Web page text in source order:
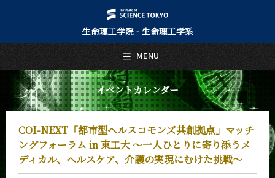
生命理工学院 - 生命理工学系
イベントカレンダー
COI-NEXT「都市型ヘルスコモンズ共創拠点」マッチ
ングフォーラム in 東工大 ～一人ひとりに寄り添うメ
ディカル、ヘルスケア、介護の実現にむけた挑戦～
MENU
日本語 English
トップページ
Top Page
生命理工学系について
About Us
教育
Education
教員・研究室